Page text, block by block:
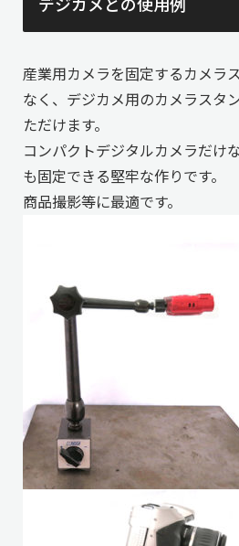
産業用カメラを固定するカメラ
なく、デジカメ用のカメラスタ
ただけます。
コンパクトデジタルカメラだけ
も固定できる堅牢な作りです。
商品撮影等に最適です。